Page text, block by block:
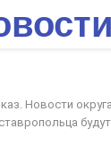
Новости округа
будут